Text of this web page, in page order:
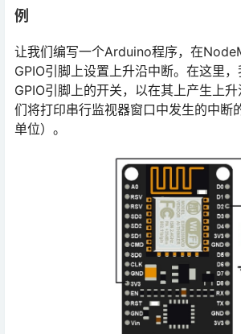
例
让我们编写一个Arduino程序，在
GPIO引脚上设置上升沿中断。在这里
GPIO引脚上的开关，以在其上产生上
们将打印串行监视器窗口中发生的中断
单位）。